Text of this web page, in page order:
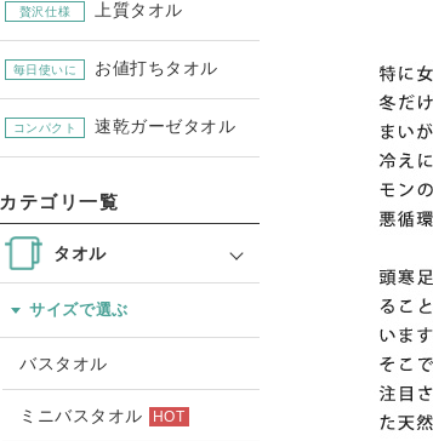
贅沢仕様 上質タオル
毎日使いに お値打ちタオル
コンパクト 速乾ガーゼタオル
カテゴリ一覧
タオル
サイズで選ぶ
バスタオル
ミニバスタオル HOT